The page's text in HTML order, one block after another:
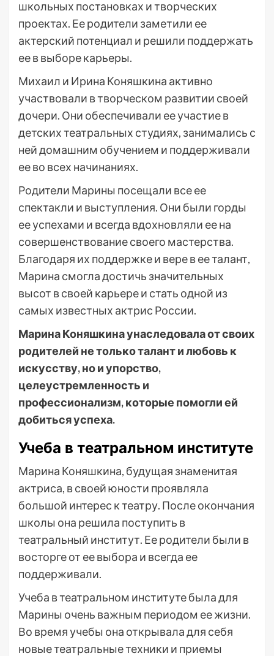
школьных постановках и творческих
проектах. Ее родители заметили ее
актерский потенциал и решили поддержать
ее в выборе карьеры.
Михаил и Ирина Коняшкина активно
участвовали в творческом развитии своей
дочери. Они обеспечивали ее участие в
детских театральных студиях, занимались с
ней домашним обучением и поддерживали
ее во всех начинаниях.
Родители Марины посещали все ее
спектакли и выступления. Они были горды
ее успехами и всегда вдохновляли ее на
совершенствование своего мастерства.
Благодаря их поддержке и вере в ее талант,
Марина смогла достичь значительных
высот в своей карьере и стать одной из
самых известных актрис России.
Марина Коняшкина унаследовала от своих
родителей не только талант и любовь к
искусству, но и упорство,
целеустремленность и
профессионализм, которые помогли ей
добиться успеха.
Учеба в театральном институте
Марина Коняшкина, будущая знаменитая
актриса, в своей юности проявляла
большой интерес к театру. После окончания
школы она решила поступить в
театральный институт. Ее родители были в
восторге от ее выбора и всегда ее
поддерживали.
Учеба в театральном институте была для
Марины очень важным периодом ее жизни.
Во время учебы она открывала для себя
новые театральные техники и приемы